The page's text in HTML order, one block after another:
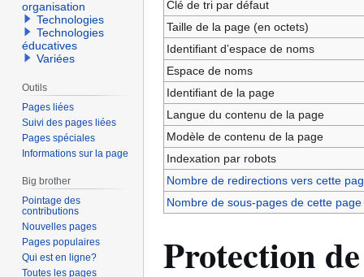
Clé de tri par défaut
Taille de la page (en octets)
Identifiant dʼespace de noms
Espace de noms
Identifiant de la page
Langue du contenu de la page
Modèle de contenu de la page
Indexation par robots
Nombre de redirections vers cette
Nombre de sous-pages de cette page
Protection
organisation
Technologies
Technologies
éducatives
Variées
Outils
Pages liées
Suivi des pages liées
Pages spéciales
Informations sur la page
Big brother
Pointage des
contributions
Nouvelles pages
Pages populaires
Qui est en ligne?
Toutes les pages